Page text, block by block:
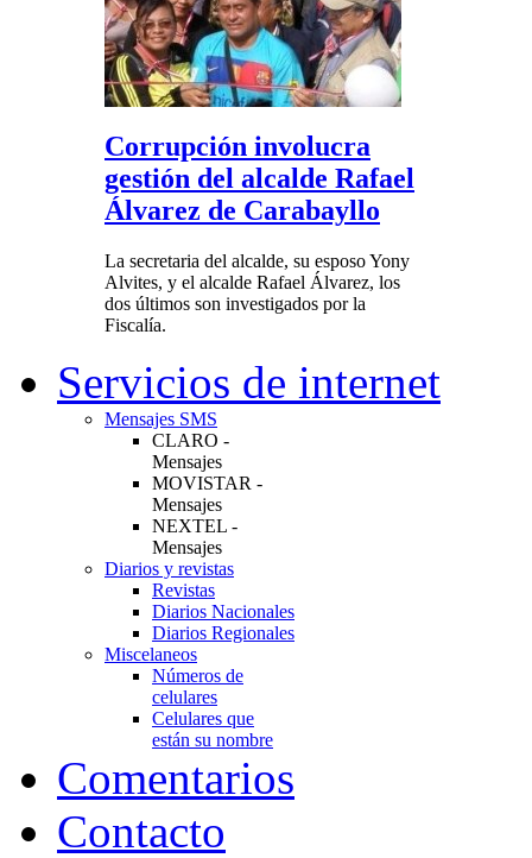
Corrupción involucra
gestión del alcalde Rafael
Álvarez de Carabayllo
La secretaria del alcalde, su esposo Yony
Alvites, y el alcalde Rafael Álvarez, los
dos últimos son investigados por la
Fiscalía.
Servicios de internet
Mensajes SMS
CLARO -
Mensajes
MOVISTAR -
Mensajes
NEXTEL -
Mensajes
Diarios y revistas
Revistas
Diarios Nacionales
Diarios Regionales
Miscelaneos
Números de
celulares
Celulares que
están su nombre
Comentarios
Contacto